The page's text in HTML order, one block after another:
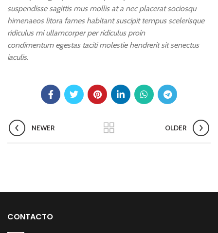
suspendisse sagittis mus mollis at a nec placerat sociosqu
himenaeos litora fames habitant suscipit tempus scelerisque
ridiculus mi ullamcorper per ridiculus proin
condimentum egestas taciti molestie hendrerit sit senectus
iaculis.
NEWER OLDER
CONTACTO